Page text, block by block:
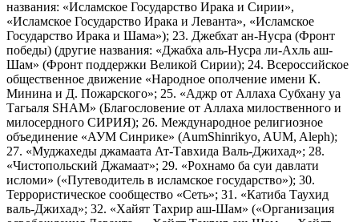
названия: «Исламское Государство Ирака и Сирии»,
«Исламское Государство Ирака и Леванта», «Исламское
Государство Ирака и Шама»); 23. Джебхат ан-Нусра (Фронт
победы) (другие названия: «Джабха аль-Нусра ли-Ахль аш-
Шам» (Фронт поддержки Великой Сирии); 24. Всероссийское
общественное движение «Народное ополчение имени К.
Минина и Д. Пожарского»; 25. «Аджр от Аллаха Субхану уа
Тагьаля SHAM» (Благословение от Аллаха милоственного и
милосердного СИРИЯ); 26. Международное религиозное
объединение «АУМ Синрике» (AumShinrikyo, AUM, Aleph);
27. «Муджахеды джамаата Ат-Тавхида Валь-Джихад»; 28.
«Чистопольский Джамаат»; 29. «Рохнамо ба суи давлати
исломи» («Путеводитель в исламское государство»); 30.
Террористическое сообщество «Сеть»; 31. «Катиба Таухид
валь-Джихад»; 32. «Хайят Тахрир аш-Шам» («Организация